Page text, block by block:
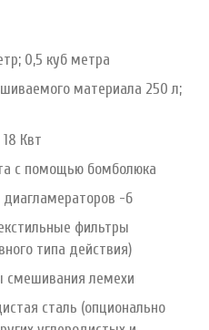
0,5 куб метра
материала 250 л;
Квт
с помощью бомболюка
-6
фильтры
типа действия)
смешивания лемехи
сталь (опционально